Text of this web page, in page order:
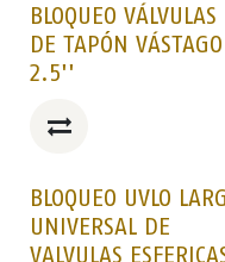
BLOQUEO VÁLVULAS
DE TAPÓN VÁSTAGO
2.5''
BLOQUEO UVLO
UNIVERSAL DE
VALVULAS